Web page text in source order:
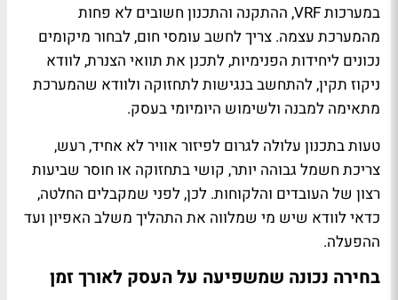
במערכות VRF, ההתקנה והתכנון חשובים לא פחות
מהמערכת עצמה. צריך לחשב עומסי חום, לבחור מיקומים
נכונים ליחידות הפנימיות, לתכנן את תוואי הצנרת, לוודא
ניקוז תקין, להתחשב בנגישות לתחזוקה ולוודא שהמערכת
מתאימה למבנה ולשימוש היומיומי בעסק.
טעות בתכנון עלולה לגרום לפיזור אוויר לא אחיד, רעש,
צריכת חשמל גבוהה יותר, קושי בתחזוקה או חוסר שביעות
רצון של העובדים והלקוחות. לכן, לפני שמקבלים החלטה,
כדאי לוודא שיש מי שמלווה את התהליך משלב האפיון ועד
ההפעלה.
בחירה נכונה שמשפיעה על העסק לאורך זמן